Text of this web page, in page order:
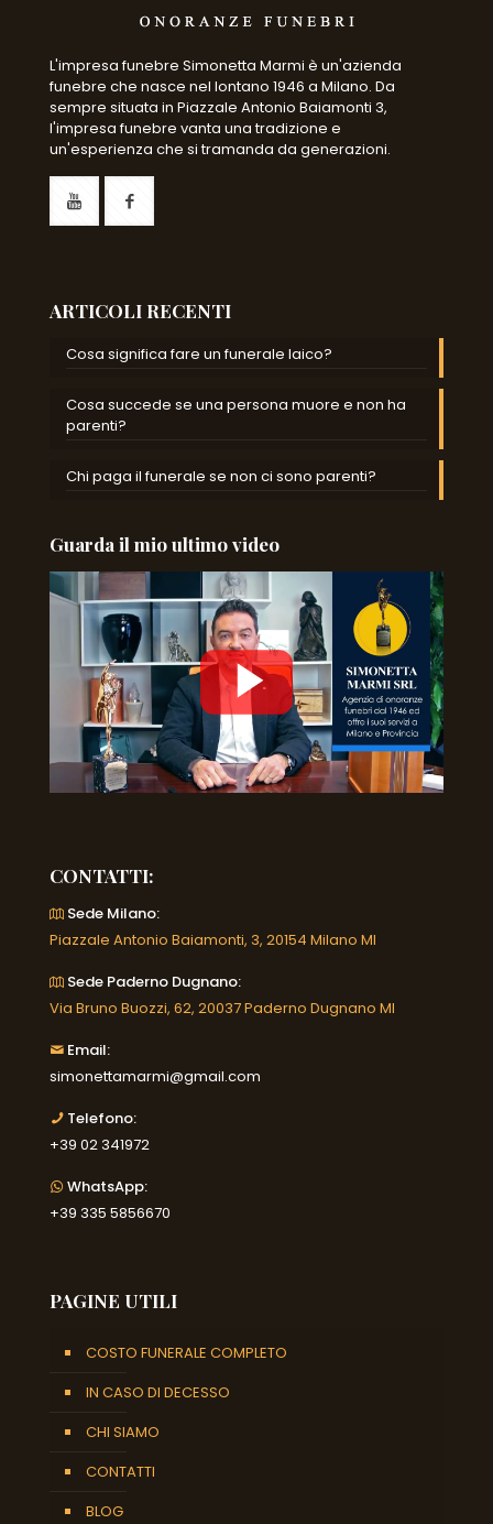
L'impresa funebre Simonetta Marmi è un'azienda
funebre che nasce nel lontano 1946 a Milano. Da
sempre situata in Piazzale Antonio Baiamonti 3,
l'impresa funebre vanta una tradizione e
un'esperienza che si tramanda da generazioni.
ARTICOLI RECENTI
Cosa significa fare un funerale laico?
Cosa succede se una persona muore e non ha
parenti?
Chi paga il funerale se non ci sono parenti?
Guarda il mio ultimo video
CONTATTI:
Sede Milano:
Piazzale Antonio Baiamonti, 3, 20154 Milano MI
Sede Paderno Dugnano:
Via Bruno Buozzi, 62, 20037 Paderno Dugnano MI
Email:
simonettamarmi@gmail.com
Telefono:
+39 02 341972
WhatsApp:
+39 335 5856670
PAGINE UTILI
COSTO FUNERALE COMPLETO
IN CASO DI DECESSO
CHI SIAMO
CONTATTI
BLOG